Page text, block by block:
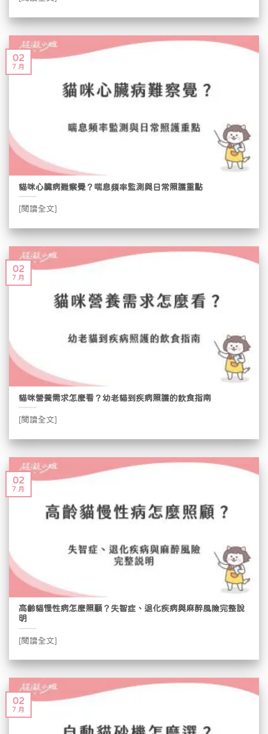
貓咪心臟病難察覺？喘息頻率監測與日常照護重點
[閱讀全文]
02
7 月
貓咪營養需求怎麼看？幼老貓到疾病照護的飲食指南
[閱讀全文]
02
7 月
高齡貓慢性病怎麼照顧？失智症、退化疾病與麻醉風險完整說
明
[閱讀全文]
02
7 月
02
7 月